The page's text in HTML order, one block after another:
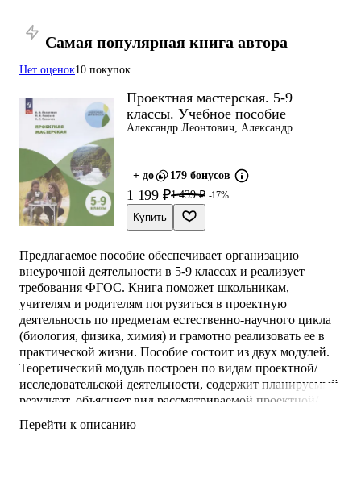
Самая популярная книга автора
Нет оценок10 покупок
Проектная мастерская. 5-9
классы. Учебное пособие
Александр Леонтович, Александр
+ до 179 бонусов
1 199 ₽1 439 ₽ -17%
Купить
Предлагаемое пособие обеспечивает организацию
внеурочной деятельности в 5-9 классах и реализует
требования ФГОС. Книга поможет школьникам,
учителям и родителям погрузиться в проектную
деятельность по предметам естественно-научного цикла
(биология, физика, химия) и грамотно реализовать ее в
практической жизни. Пособие состоит из двух модулей.
Теоретический модуль построен по видам проектной/
исследовательской деятельности, содержит планируемый
результат, объясняет вид рассматриваемой проектной/
Практическая часть (Моя мастерская), направлена на
Перейти к описанию